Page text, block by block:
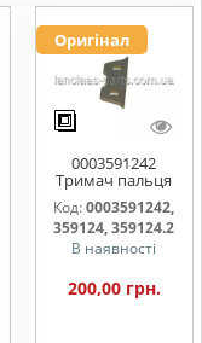
Оригінал
0003591242
Тримач пальця
жниварки
Код:0003591242,
359124, 359124.2
В наявності
200,00 грн.